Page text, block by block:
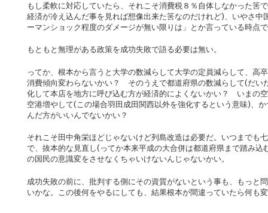
もし柔軟に対応していたら、それこそ消費税８％自体しなかった筈
経済が冷え込んだ事を見れば想像出来た筈なのだけれど)、いやさ中
ーマンショック程度のダメージが無い限りは」とか言っている時点
もともと無理がある政策を成功失敗で語る必要は無い。
ってか、根本から言うと大学の数減らして大学の定員減らして、高
消費傾向変わらないかい？ そのうえで都道府県の数減らして(だい
化して本店を地方に呼び込む方が経済的によくないかい？ いまの
空港増やして(この場合羽田成田関西以外を強化するという意味)、
んだ方がいいんでないかい？
それこそ田中角栄ほどじゃないけど列島改造は必要だ。いつまでも
で、抜本的な見直し(ってか本来平成の大合併は都道府県まで踏み
の国民の意識変をさせなくちゃいけないんじゃないかい。
成功失敗の前に、批判する側にその資質がないという事も、もっと
いかな。この後何をやるにしても、結果根本が間違っていたら何も